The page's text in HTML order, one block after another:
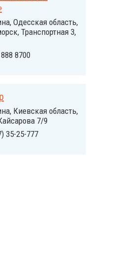
Одесская область,
Транспортная 3,
8700
Киевская область,
7/9
35-25-777